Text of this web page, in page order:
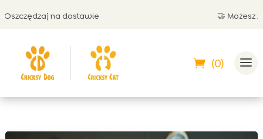
na dostawie 🤝 Możesz
(0)